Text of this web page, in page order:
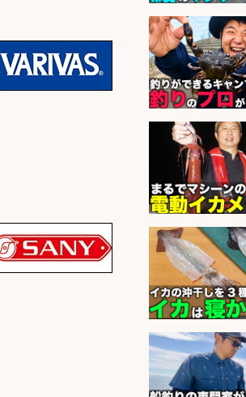
精肉・青果
市」「時給
ら車5分/お
業務/残業少
べる/鹿児島
会社名 株式
精肉・青果
市」「時給
辺でお魚の
ッフ/未経験
勤OK/鹿児
会社名 株式